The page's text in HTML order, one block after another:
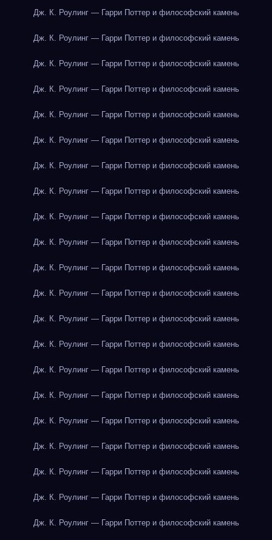
Дж. К. Роулинг — Гарри Поттер и философский камень
Дж. К. Роулинг — Гарри Поттер и философский камень
Дж. К. Роулинг — Гарри Поттер и философский камень
Дж. К. Роулинг — Гарри Поттер и философский камень
Дж. К. Роулинг — Гарри Поттер и философский камень
Дж. К. Роулинг — Гарри Поттер и философский камень
Дж. К. Роулинг — Гарри Поттер и философский камень
Дж. К. Роулинг — Гарри Поттер и философский камень
Дж. К. Роулинг — Гарри Поттер и философский камень
Дж. К. Роулинг — Гарри Поттер и философский камень
Дж. К. Роулинг — Гарри Поттер и философский камень
Дж. К. Роулинг — Гарри Поттер и философский камень
Дж. К. Роулинг — Гарри Поттер и философский камень
Дж. К. Роулинг — Гарри Поттер и философский камень
Дж. К. Роулинг — Гарри Поттер и философский камень
Дж. К. Роулинг — Гарри Поттер и философский камень
Дж. К. Роулинг — Гарри Поттер и философский камень
Дж. К. Роулинг — Гарри Поттер и философский камень
Дж. К. Роулинг — Гарри Поттер и философский камень
Дж. К. Роулинг — Гарри Поттер и философский камень
Дж. К. Роулинг — Гарри Поттер и философский камень